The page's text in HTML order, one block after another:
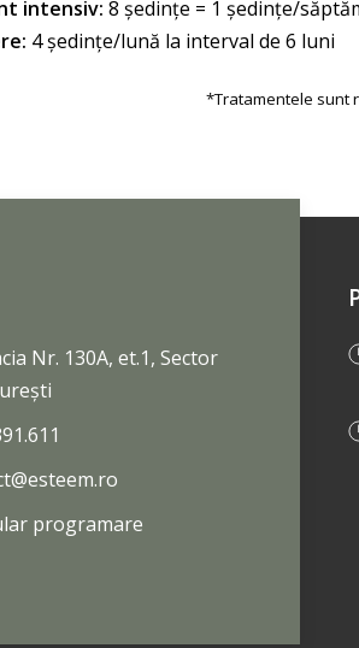
intensiv: 8 ședințe = 1 ședințe/
4 ședințe/lună la interval de 6 luni
*Tratamentele sunt
Nr. 130A, et.1, Sector
programare